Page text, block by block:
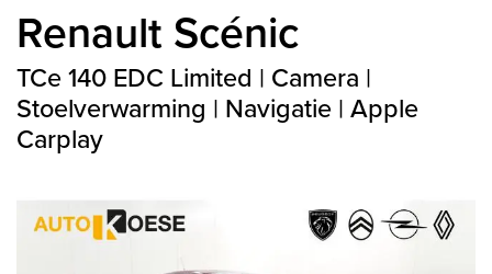
Renault Scénic
TCe 140 EDC Limited | Camera |
Stoelverwarming | Navigatie | Apple
Carplay